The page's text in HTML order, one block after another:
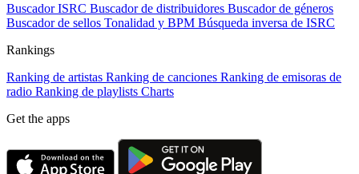
Buscador ISRC Buscador de distribuidores Buscador de géneros
Buscador de sellos Tonalidad y BPM Búsqueda inversa de ISRC
Rankings
Ranking de artistas Ranking de canciones Ranking de emisoras de
radio Ranking de playlists Charts
Get the apps